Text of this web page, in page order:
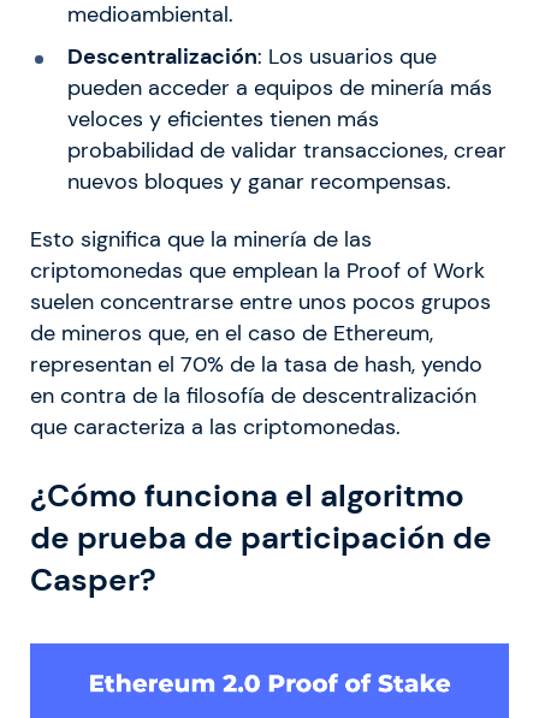
medioambiental.
Descentralización: Los usuarios que
pueden acceder a equipos de minería más
veloces y eficientes tienen más
probabilidad de validar transacciones, crear
nuevos bloques y ganar recompensas.
Esto significa que la minería de las
criptomonedas que emplean la Proof of Work
suelen concentrarse entre unos pocos grupos
de mineros que, en el caso de Ethereum,
representan el 70% de la tasa de hash, yendo
en contra de la filosofía de descentralización
que caracteriza a las criptomonedas.
¿Cómo funciona el algoritmo
de prueba de participación de
Casper?